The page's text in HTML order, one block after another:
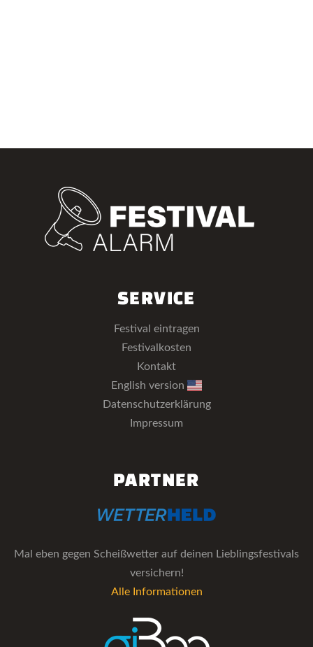
SERVICE
Festival eintragen
Festivalkosten
Kontakt
English version
Datenschutzerklärung
Impressum
PARTNER
Mal eben gegen Scheißwetter auf deinen Lieblingsfestivals
versichern!
Alle Informationen